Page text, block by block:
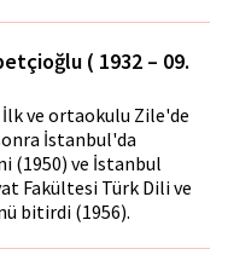
( 1932 – 09.
ve ortaokulu Zile'de
İstanbul'da
(1950) ve İstanbul
Fakültesi Türk Dili ve
bitirdi (1956).